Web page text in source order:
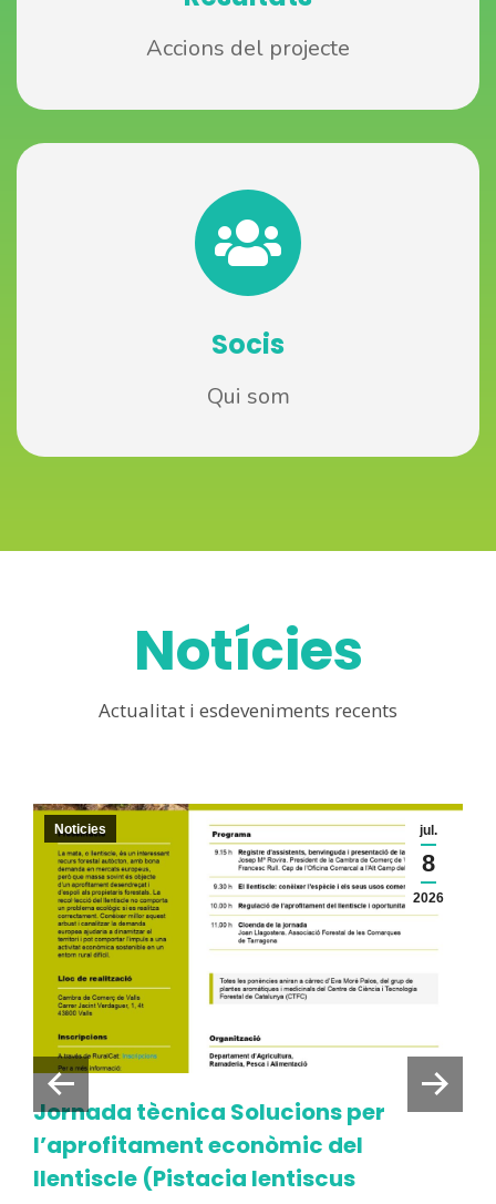
Accions del projecte
Socis
Qui som
Notícies
Actualitat i esdeveniments recents
jul.
8
2026
Noticies
Jornada tècnica Solucions per
l’aprofitament econòmic del
llentiscle (Pistacia lentiscus